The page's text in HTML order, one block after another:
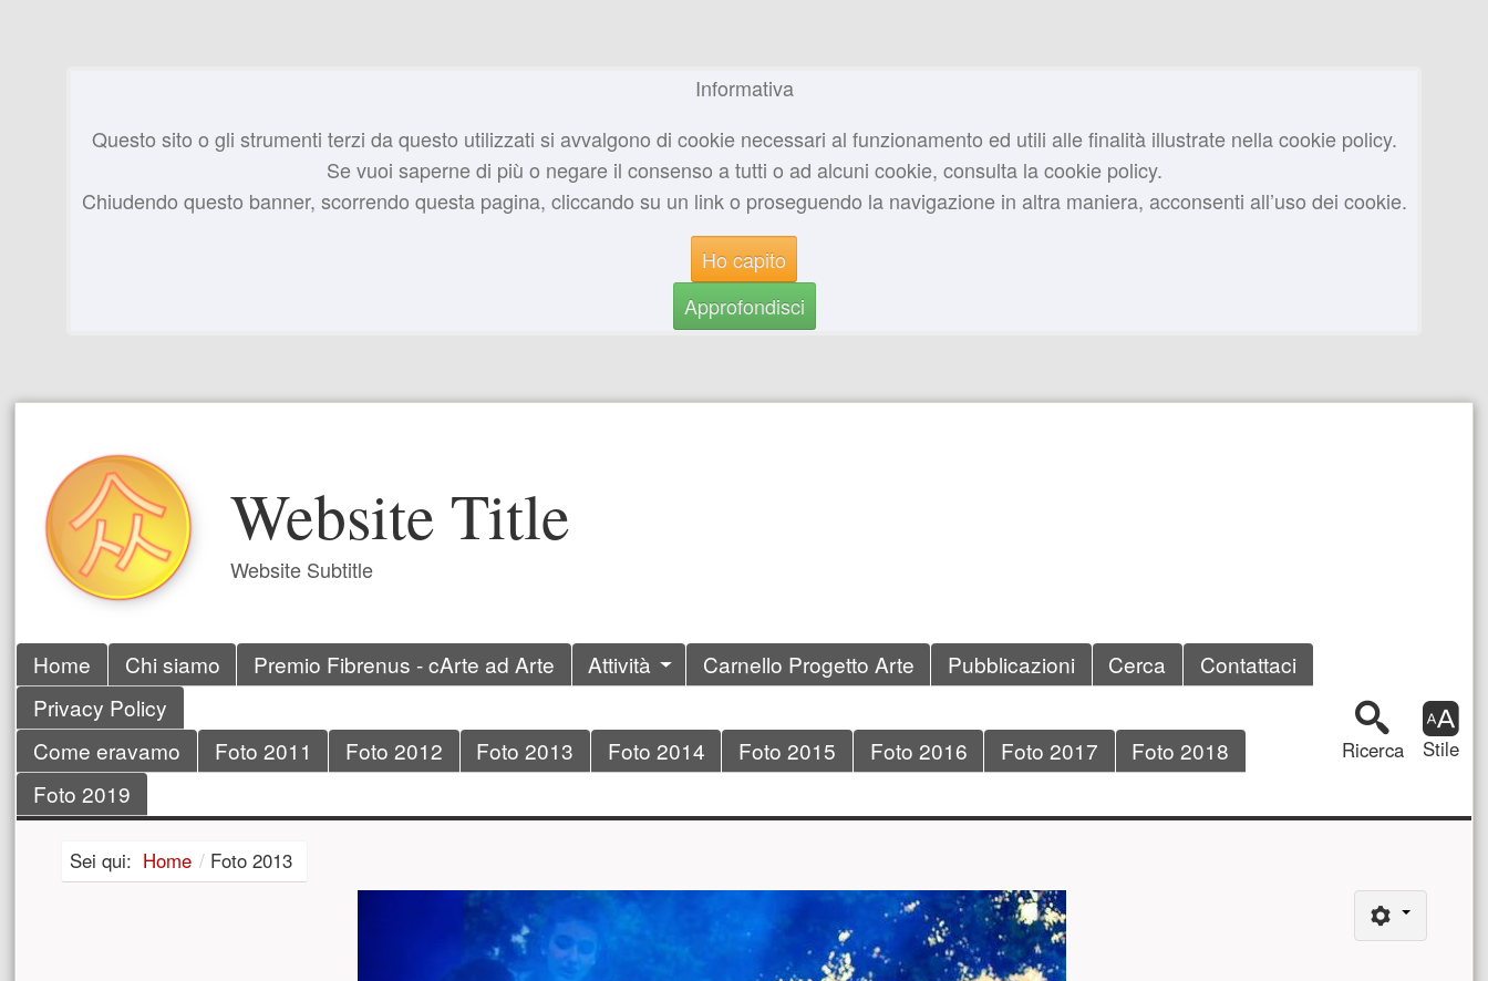
Informativa
Questo sito o gli strumenti terzi da questo utilizzati si avvalgono di cookie necessari al funzionamento ed utili alle finalità illustrate nella cookie policy.
Se vuoi saperne di più o negare il consenso a tutti o ad alcuni cookie, consulta la cookie policy.
Chiudendo questo banner, scorrendo questa pagina, cliccando su un link o proseguendo la navigazione in altra maniera, acconsenti all’uso dei cookie.
Ho capito
Approfondisci
Website Title
Website Subtitle
Menu principale
Home Chi siamo Premio Fibrenus - cArte ad Arte Attività Carnello Progetto Arte Pubblicazioni Cerca
Contattaci
Privacy Policy
Come eravamo
Foto 2011 Foto 2012 Foto 2013 Foto 2014 Foto 2015 Foto 2016 Foto 2017
Foto 2018
Foto 2019
Ricerca Stile
Sei qui: Home / Foto 2013